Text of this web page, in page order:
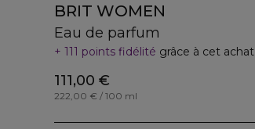
BRIT WOMEN
Eau de parfum
111 points fidélité grâce à cet achat
111,00 €
222,00 € / 100 ml